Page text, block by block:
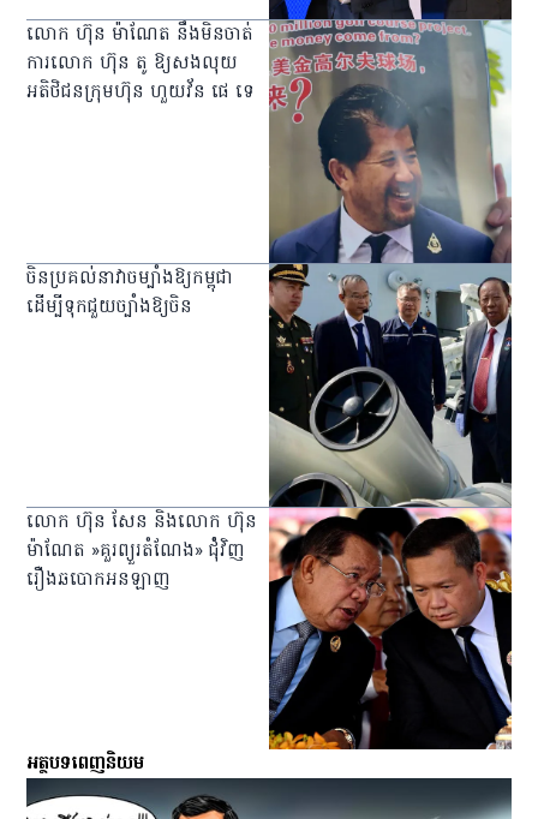
លោក ហ៊ុន ម៉ាណែត នឹងមិនចាត់
ការលោក ហ៊ុន តូ ឱ្យសងលុយ
អតិថិជនក្រុមហ៊ុន ហួយវ័ន ផេ ទេ
ចិនប្រគល់នាវាចម្បាំងឱ្យកម្ពុជា
ដើម្បីទុកជួយច្បាំងឱ្យចិន
លោក ហ៊ុន សែន និងលោក ហ៊ុន
ម៉ាណែត »គួរព្យួរតំណែង» ជំុំវិញ
រឿងឆបោកអនឡាញ
អត្ថបទពេញនិយម